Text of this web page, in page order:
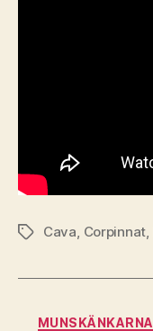
Etiketter
Cava Corpinnat
MUNSKÄNKARNA